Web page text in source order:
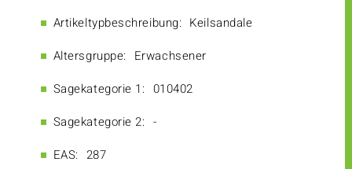
Artikeltypbeschreibung: Keilsandale
Altersgruppe: Erwachsener
Sagekategorie 1: 010402
Sagekategorie 2: -
EAS: 287